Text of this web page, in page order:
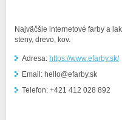
Najväčšie internetové farby a
steny, drevo, kov.
Adresa: https://www.efarby.sk/
Email: hello@efarby.sk
Telefon: +421 412 028 892